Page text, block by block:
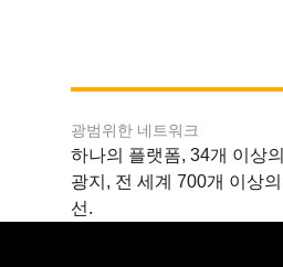
광범위한 네트워크
하나의 플랫폼, 34개 이상
광지, 전 세계 700개 이상의
선.